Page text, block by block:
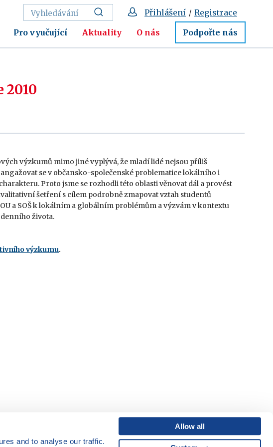
and to analyse our traffic.
Allow all
Pro vyučující Aktuality O nás Podpořte nás
Přihlášení / Registrace
výzkumů mimo jiné vyplývá, že mladí lidé nejsou příliš
se v občansko-společenské problematice lokálního i
Proto jsme se rozhodli této oblasti věnovat dál a provést
šetření s cílem podrobně zmapovat vztah studentů
a SOŠ k lokálním a globálním problémům a výzvám v kontextu
života.
výzkumu.